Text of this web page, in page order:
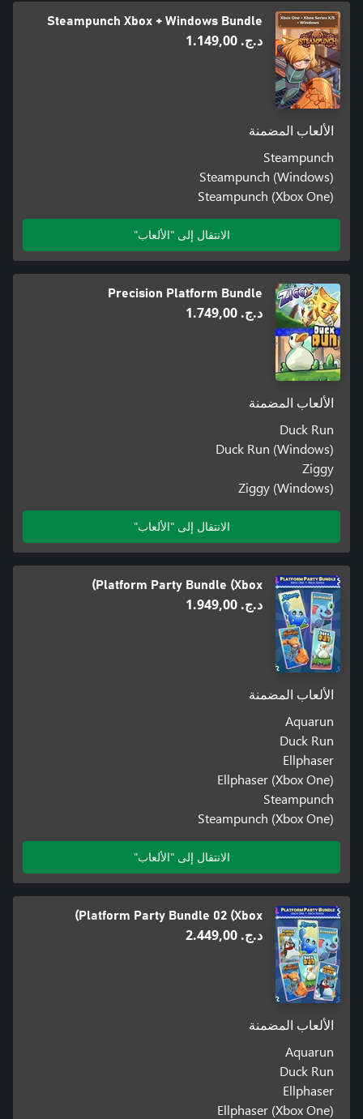
Steampunch Xbox + Windows Bundle
د.ج.‏ 1.149,00
الألعاب المضمنة
Steampunch
Steampunch (Windows)
Steampunch (Xbox One)
الانتقال إلى "الألعاب"
Precision Platform Bundle
د.ج.‏ 1.749,00
الألعاب المضمنة
Duck Run
Duck Run (Windows)
Ziggy
Ziggy (Windows)
الانتقال إلى "الألعاب"
Platform Party Bundle (Xbox)
د.ج.‏ 1.949,00
الألعاب المضمنة
Aquarun
Duck Run
Ellphaser
Ellphaser (Xbox One)
Steampunch
Steampunch (Xbox One)
الانتقال إلى "الألعاب"
Platform Party Bundle 02 (Xbox)
د.ج.‏ 2.449,00
الألعاب المضمنة
Aquarun
Duck Run
Ellphaser
Ellphaser (Xbox One)